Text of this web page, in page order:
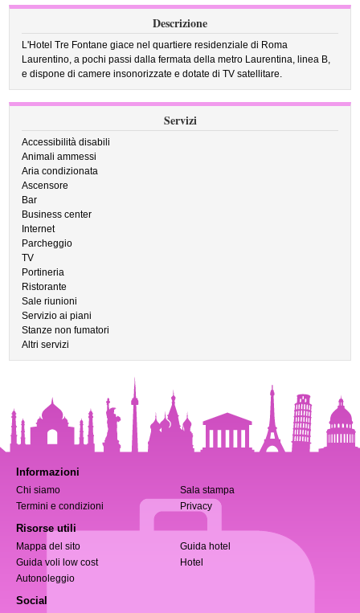
Descrizione
L'Hotel Tre Fontane giace nel quartiere residenziale di Roma
Laurentino, a pochi passi dalla fermata della metro Laurentina, linea B,
e dispone di camere insonorizzate e dotate di TV satellitare.
Servizi
Accessibilità disabili
Animali ammessi
Aria condizionata
Ascensore
Bar
Business center
Internet
Parcheggio
TV
Portineria
Ristorante
Sale riunioni
Servizio ai piani
Stanze non fumatori
Altri servizi
Informazioni
Chi siamo
Sala stampa
Termini e condizioni
Privacy
Risorse utili
Mappa del sito
Guida hotel
Guida voli low cost
Hotel
Autonoleggio
Social